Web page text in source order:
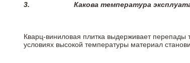
3. Какова температура
Кварц-виниловая плитка выдерживает
условиях высокой температуры материал